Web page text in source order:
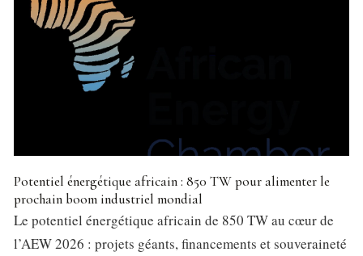
Potentiel énergétique africain : 850 TW pour alimenter le
prochain boom industriel mondial
Le potentiel énergétique africain de 850 TW au cœur de
l’AEW 2026 : projets géants, financements et souveraineté